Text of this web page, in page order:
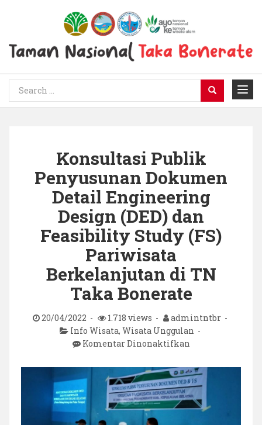
Konsultasi Publik
Penyusunan Dokumen
Detail Engineering
Design (DED) dan
Feasibility Study (FS)
Pariwisata
Berkelanjutan di TN
Taka Bonerate
20/04/2022 1.718 views
admintntbr
Info Wisata, Wisata Unggulan
Komentar Dinonaktifkan
Publik
Penyusunan
Dokumen
Detail
Engineering